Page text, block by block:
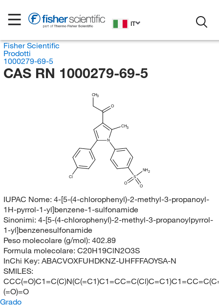
IT
Fisher Scientific
Prodotti
1000279-69-5
CAS RN 1000279-69-5
CH3
O
N
Cl S
O
O
NH2
CH3
IUPAC Nome: 4-[5-(4-chlorophenyl)-2-methyl-3-propanoyl-
1H-pyrrol-1-yl]benzene-1-sulfonamide
Sinonimi: 4-[5-(4-chlorophenyl)-2-methyl-3-propanoylpyrrol-
1-yl]benzenesulfonamide
Peso molecolare (g/mol): 402.89
Formula molecolare: C20H19ClN2O3S
InChi Key: ABACVOXFUHDKNZ-UHFFFAOYSA-N
SMILES:
(=O)=O
Grado